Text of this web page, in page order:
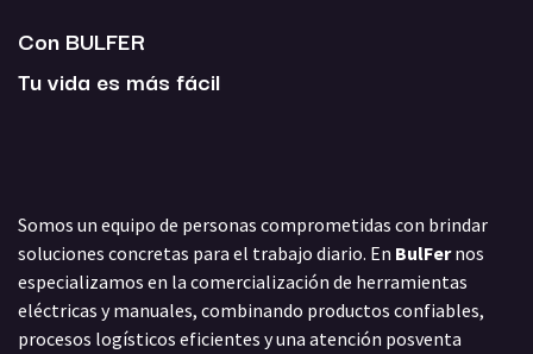
Con BULFER
Tu vida es más fácil
Somos un equipo de personas comprometidas con brindar
soluciones concretas para el trabajo diario. En BulFernos
especializamos en la comercialización de herramientas
eléctricas y manuales, combinando productos confiables,
procesos logísticos eficientes y una atención posventa